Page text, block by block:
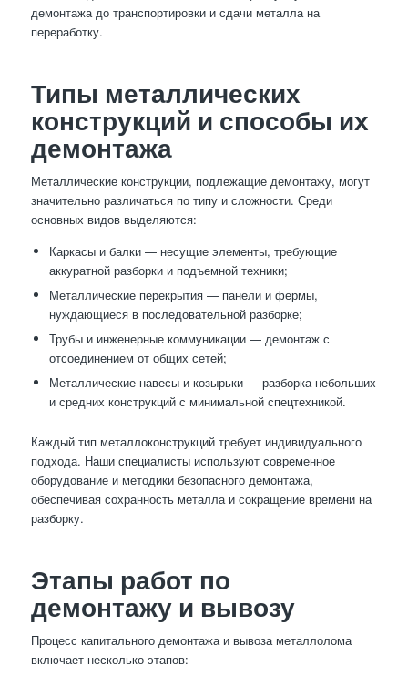
демонтажа до транспортировки и сдачи металла на
переработку.
Типы металлических
конструкций и способы их
демонтажа
Металлические конструкции, подлежащие демонтажу, могут
значительно различаться по типу и сложности. Среди
основных видов выделяются:
Каркасы и балки — несущие элементы, требующие
аккуратной разборки и подъемной техники;
Металлические перекрытия — панели и фермы,
нуждающиеся в последовательной разборке;
Трубы и инженерные коммуникации — демонтаж с
отсоединением от общих сетей;
Металлические навесы и козырьки — разборка небольших
и средних конструкций с минимальной спецтехникой.
Каждый тип металлоконструкций требует индивидуального
подхода. Наши специалисты используют современное
оборудование и методики безопасного демонтажа,
обеспечивая сохранность металла и сокращение времени на
разборку.
Этапы работ по
демонтажу и вывозу
Процесс капитального демонтажа и вывоза металлолома
включает несколько этапов: